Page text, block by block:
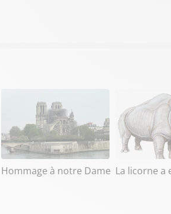
Hommage à notre Dame La licorne a